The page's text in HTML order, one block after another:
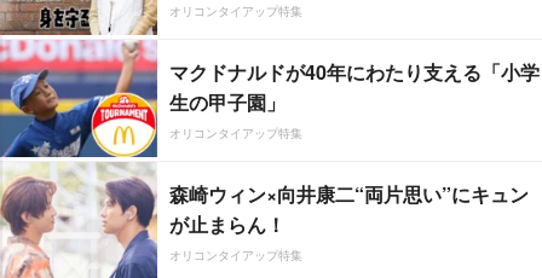
オリコンタイアップ特集
マクドナルドが40年にわたり支える「小学
生の甲子園」
オリコンタイアップ特集
森崎ウィン×向井康二“両片思い”にキュン
が止まらん！
オリコンタイアップ特集